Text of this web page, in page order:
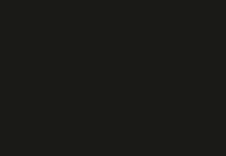
pela torcida. O
fundos, pelo PIX